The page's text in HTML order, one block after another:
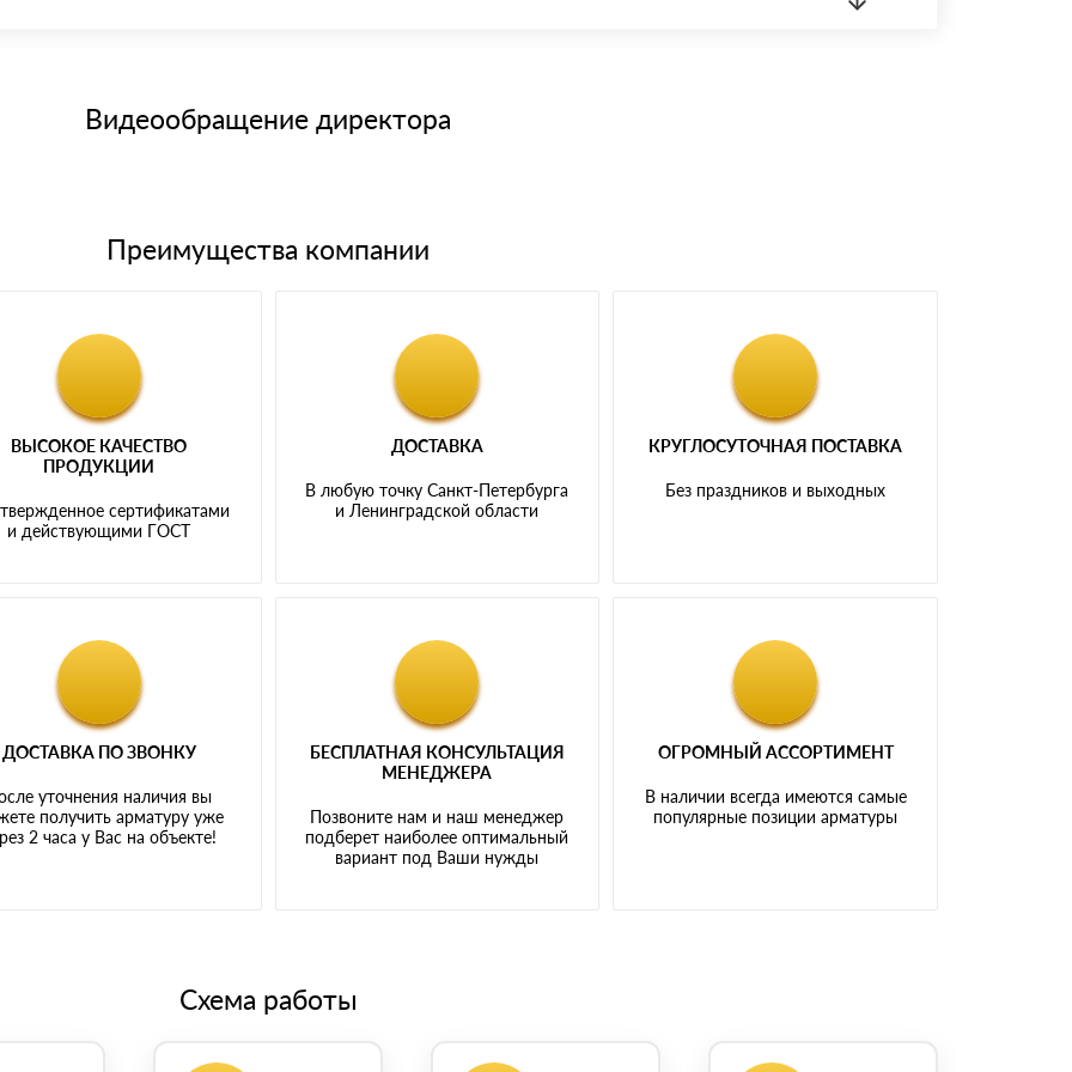
банковским картам
Видеообращение директора
Преимущества компании
ВЫСОКОЕ КАЧЕСТВО
ПРОДУКЦИИ
сертификатами
и действующими ГОСТ
ДОСТАВКА
В любую точку Санкт-Петербурга
и Ленинградской области
КРУГЛОСУТОЧНАЯ ПОСТАВКА
Без праздников и выходных
ДОСТАВКА ПО ЗВОНКУ
уточнения наличия вы
получить арматуру уже
2 часа у Вас на объекте!
БЕСПЛАТНАЯ КОНСУЛЬТАЦИЯ
МЕНЕДЖЕРА
Позвоните нам и наш менеджер
подберет наиболее оптимальный
вариант под Ваши нужды
ОГРОМНЫЙ АССОРТИМЕНТ
В наличии всегда имеются самые
популярные позиции арматуры
Схема работы